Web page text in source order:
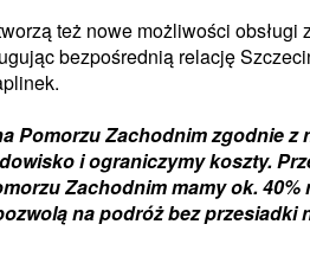
też nowe możliwości
bezpośrednią relację
Pomorzu Zachodnim zgodnie
i ograniczymy koszty.
Zachodnim mamy ok.
na podróż bez przesiadki